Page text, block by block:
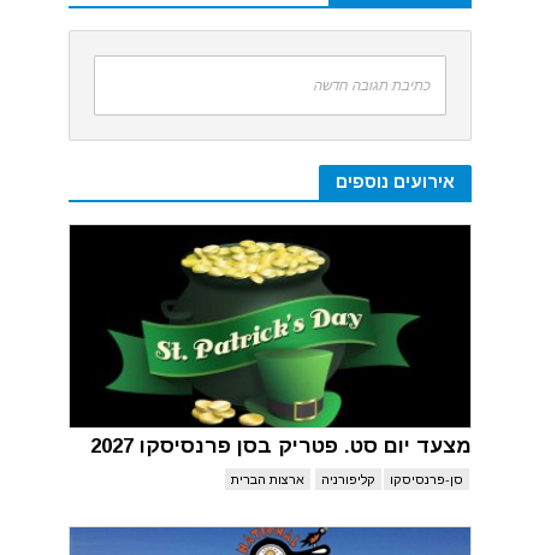
כתיבת תגובה חדשה
אירועים נוספים
מצעד יום סט. פטריק בסן פרנסיסקו 2027
סן-פרנסיסקו קליפורניה ארצות הברית